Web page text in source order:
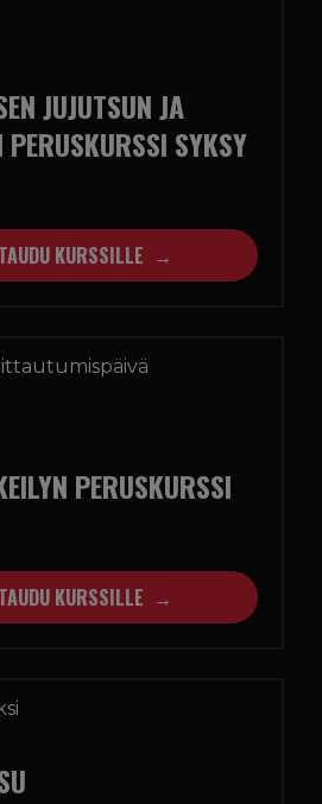
JUJUTSUN JA
SYKSY
KURSSILLE
PERUSKURSSI
KURSSILLE